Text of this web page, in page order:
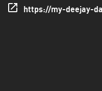
Κεντρική
https://my-deejay-